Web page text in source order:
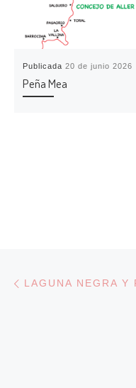
Publicada20 de junio 2026
Peña Mea
Navegación
LAGUNA NEGRA Y